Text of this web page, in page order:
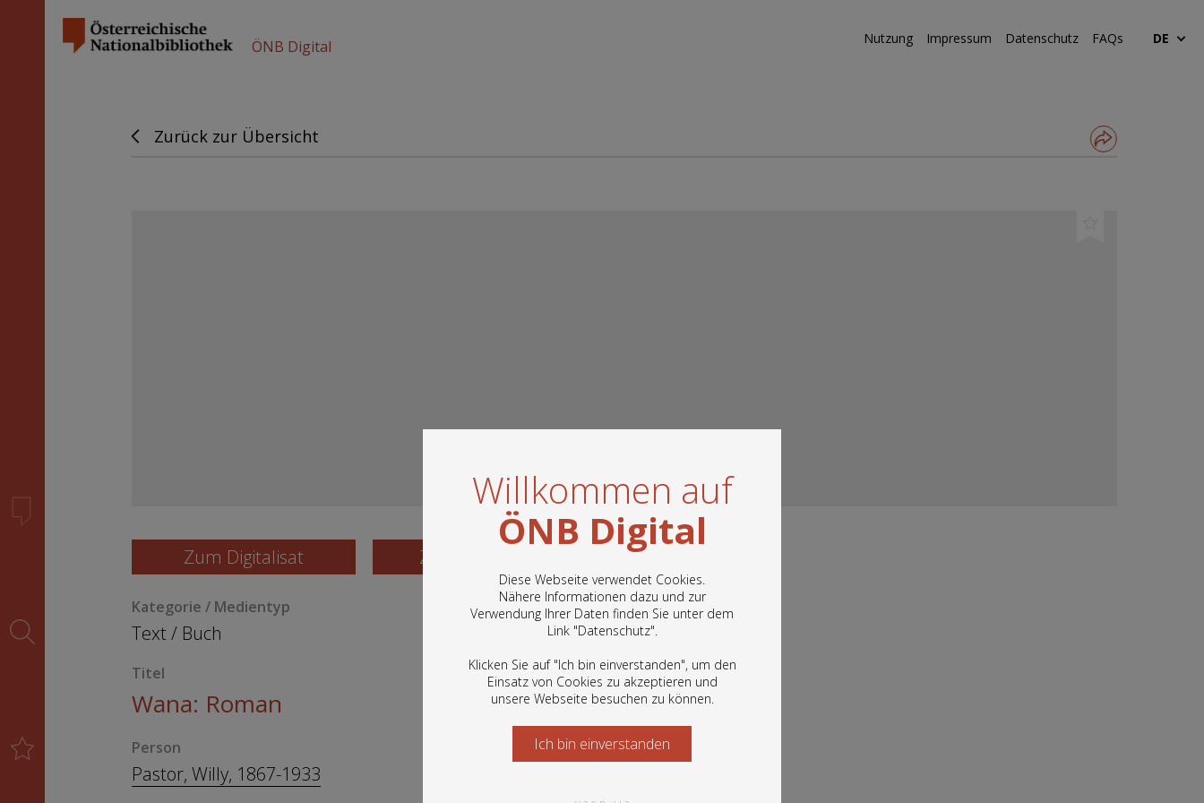
Willkommen auf
ÖNB Digital
Diese Webseite verwendet Cookies.
Nähere Informationen dazu und zur
Verwendung Ihrer Daten finden Sie unter dem
Link "Datenschutz".
Klicken Sie auf "Ich bin einverstanden", um den
Einsatz von Cookies zu akzeptieren und
unsere Webseite besuchen zu können.
In diesem Portal finden Sie die digitalen
Bestände der Österreichischen
Grafiken und vieles mehr.
Ich bin einverstanden
Starten Sie jetzt
ÖNB Digital Nutzung Impressum Datenschutz FAQs DE
Zurück zur Übersicht
Zum Digitalisat Zum Katalogisat
Kategorie / Medientyp
Text/ Buch
Titel
Wana: Roman
Person
Pastor, Willy, 1867-1933